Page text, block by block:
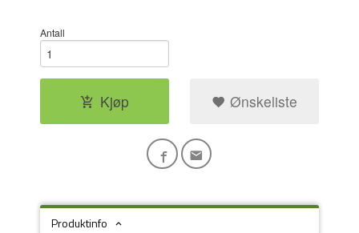
Antall
Kjøp Ønskeliste
Produktinfo